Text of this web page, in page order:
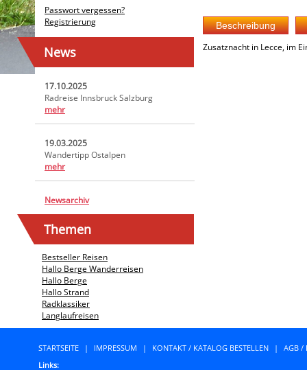
Passwort vergessen?
Registrierung
News
17.10.2025
Radreise Innsbruck Salzburg
mehr
19.03.2025
Wandertipp Ostalpen
mehr
Newsarchiv
Themen
Bestseller Reisen
Hallo Berge Wanderreisen
Hallo Berge
Hallo Strand
Radklassiker
Langlaufreisen
Zusatznacht in Lecce, im
STARTSEITE | IMPRESSUM | KONTAKT / KATALOG BESTELLEN |
AGB /
Links: